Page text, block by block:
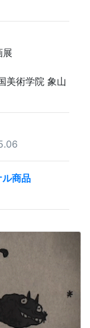
展
美術学院 象山
商品